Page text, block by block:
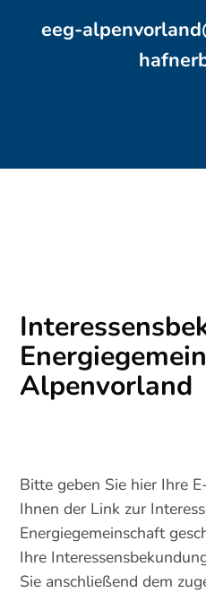
eeg-
Alpenvorland
Bitte geben Sie hier Ihre
Ihnen der Link zur
Energiegemeinschaft
Ihre
Sie anschließend dem